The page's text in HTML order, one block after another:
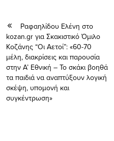
Ραφαηλίδου Ελένη στο
kozan.gr για Σκακιστικό Όμιλο
Κοζάνης “Οι Αετοί”: «60-70
μέλη, διακρίσεις και παρουσία
στην Α’ Εθνική – Το σκάκι βοηθά
τα παιδιά να αναπτύξουν λογική
σκέψη, υπομονή και
συγκέντρωση»